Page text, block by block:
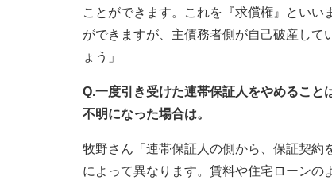
ことができます。これを『求償権』といい
ができますが、主債務者側が自己破産して
ょう」
Q.一度引き受けた連帯保証人をやめるこ
不明になった場合は。
牧野さん「連帯保証人の側から、保証契約
によって異なります。賃料や住宅ローンの